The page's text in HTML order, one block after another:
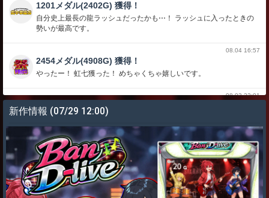
1201メダル(2402G) 獲得！
自分史上最長の龍ラッシュだったかも⋯！ ラッシュに入ったときの
勢いが最高です。
08.04 16:57
2454メダル(4908G) 獲得！
やったー！ 虹七獲った！ めちゃくちゃ嬉しいです。
08.03 22:01
5730メダル(11460G) 獲得！
17連荘くらいして永遠に続きそうでした こういうのがあるから深海
伝説大好きです
08.02 06:57
13873メダル(27746G) 獲得！
しーさーがひかったぁ
新作情報 (07/29 12:00)